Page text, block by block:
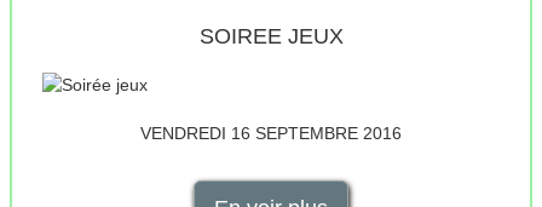
SOIREE JEUX
VENDREDI 16 SEPTEMBRE 2016